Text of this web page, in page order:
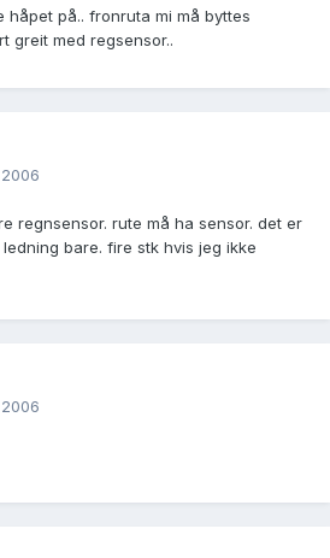
håpet på.. fronruta mi må byttes
greit med regsensor..
regnsensor. rute må ha sensor. det er
bare. fire stk hvis jeg ikke